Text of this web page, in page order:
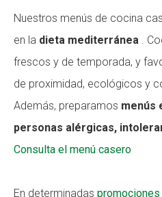
Nuestros menús de cocina
en la dieta mediterránea .
frescos y de temporada, y
de proximidad, ecológicos y
Además, preparamos menús
personas alérgicas,
Consulta el menú casero
En determinadas